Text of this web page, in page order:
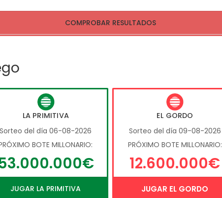
COMPROBAR RESULTADOS
LA PRIMITIVA
Sorteo del día 06-08-2026
BOTE MILLONARIO:
JUGAR LA PRIMITIVA
EL GORDO
Sorteo del día 09-08-2026
PRÓXIMO BOTE MILLONARIO:
12.600.000€
JUGAR EL GORDO